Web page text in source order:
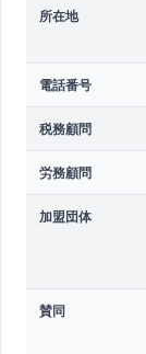
所在地
電話番号
税務顧問
労務顧問
加盟団体
賛同